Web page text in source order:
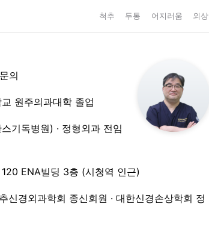
척추 두통 어지러움 외상
의
원주의과대학 졸업
기독병원) · 정형외과 전임
ENA빌딩 3층 (시청역 인근)
신경외과학회 종신회원 · 대한신경손상학회 정